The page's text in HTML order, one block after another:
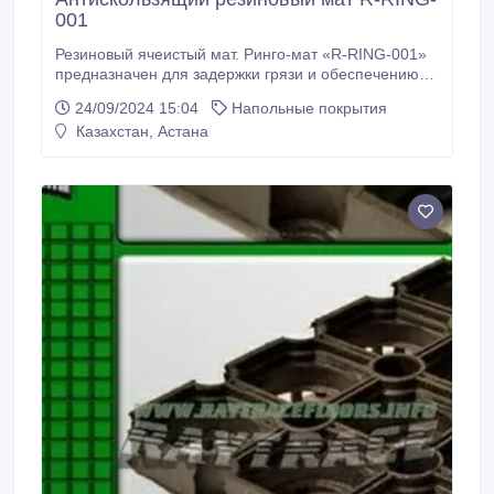
001
Резиновый ячеистый мат. Ринго-мат «R-RING-001»
предназначен для задержки грязи и обеспечению
позволяют резиновому коврику не скользить на
кафеле, мраморе и граните. Резиновый ячеистый
24/09/2024 15:04
Напольные покрытия
Казахстан, Астана